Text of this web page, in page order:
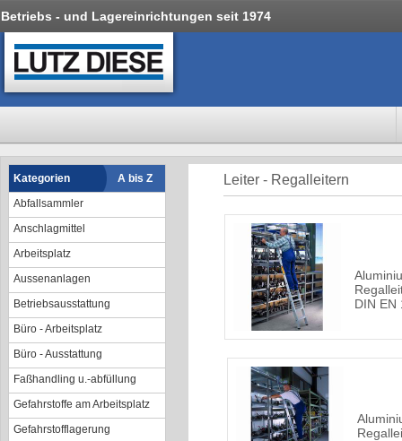
Betriebs - und Lagereinrichtungen seit 1974
Kategorien
A bis Z
Abfallsammler
Anschlagmittel
Arbeitsplatz
Aussenanlagen
Betriebsausstattung
Büro - Arbeitsplatz
Büro - Ausstattung
Faßhandling u.-abfüllung
Gefahrstoffe am Arbeitsplatz
Gefahrstofflagerung
Leiter - Regalleitern
DIN EN